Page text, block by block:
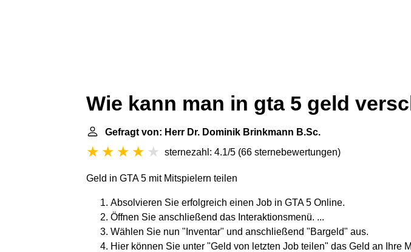
Wie kann man in gta 5 geld
Gefragt von: Herr Dr. Dominik Brinkmann B.Sc.
sternezahl: 4.1/5 (66 sternebewertungen)
Geld in GTA 5 mit Mitspielern teilen
Absolvieren Sie erfolgreich einen Job in GTA 5 Online.
Öffnen Sie anschließend das Interaktionsmenü. ...
Wählen Sie nun "Inventar" und anschließend "Bargeld" aus.
Hier können Sie unter "Geld von letzten Job teilen" das Geld an Ihre